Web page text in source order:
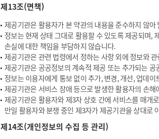
제13조(면책)
제공기관은 활용자가 본 약관의 내용을 준수하지 않
정보는 현재 상태 그대로 활용할 수 있도록 제공되며,
손실에 대한 책임을 부담하지 않습니다.
제공기관은 관련 법령에서 정하는 사항 외에 정보와
제공기관은 공공정보의 계속적 제공 또는 추가되는
정보는 이용자에게 통보 없이 추가, 변경, 개선, 업데이
제공기관은 서비스 장애 등으로 발생한 활용자의 손
제공기관은 활용자와 제3자 상호 간에 서비스를 매개
만일 활용자와 분쟁 중인 제3자가 제공기관을 상대로
제14조(개인정보의 수집 등 관리)